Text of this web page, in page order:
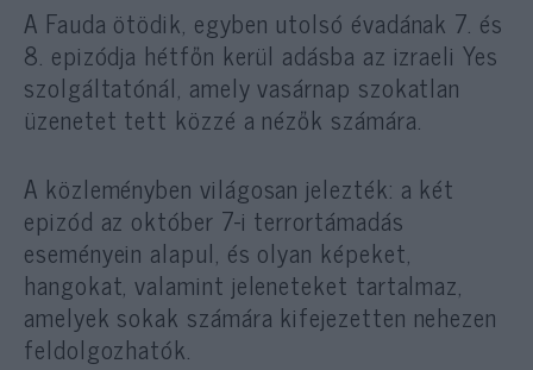
A Fauda ötödik, egyben utolsó évadának 7. és
8. epizódja hétfőn kerül adásba az izraeli Yes
szolgáltatónál, amely vasárnap szokatlan
üzenetet tett közzé a nézők számára.
A közleményben világosan jelezték: a két
epizód az október 7-i terrortámadás
eseményein alapul, és olyan képeket,
hangokat, valamint jeleneteket tartalmaz,
amelyek sokak számára kifejezetten nehezen
feldolgozhatók.